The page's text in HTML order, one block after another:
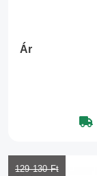
Ár
129 130 Ft‎